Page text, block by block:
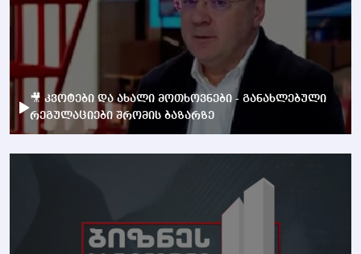
🎥 კვოტები და ახალი მოთხოვნები - განახლებული
რეგულაციები შრომის ბაზარზე